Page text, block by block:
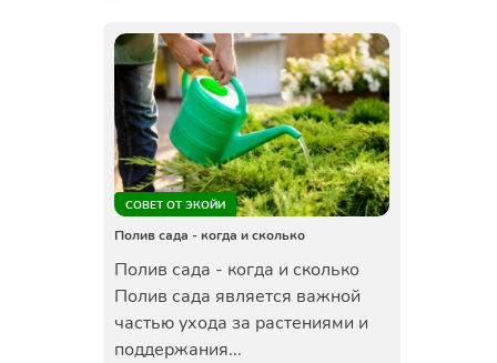
СОВЕТ ОТ ЭКОЙИ
Полив сада - когда и сколько
Полив сада - когда и сколько
Полив сада является важной
частью ухода за растениями и
поддержания...